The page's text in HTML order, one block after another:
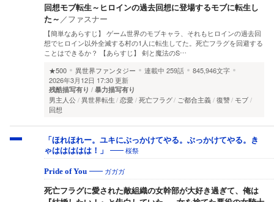
回想モブ転生～ヒロインの過去回想に登場するモブに転生し
た～ ／ファスナー
【簡単なあらすじ】 ゲーム世界のモブキャラ、それもヒロインの過去回
想でヒロイン以外全滅する村の1人に転生してた。死亡フラグを回避する
ことはできるか？ 【あらすじ】 剣と魔法のS…
★500
異世界ファンタジー 連載中 259話
845,946文字
2026年3月12日 17:30 更新
残酷描写有り 暴力描写有り
男主人公 異世界転生 恋愛 死亡フラグ ご都合主義 復讐 モブ
回想
「ほれほれー。ユキにぶっかけてやる。ぶっかけてやる。き
ゃははははは！」
桜祭
Pride of You ガガガ
死亡フラグに愛された敵組織の女幹部が大好き過ぎて、俺は